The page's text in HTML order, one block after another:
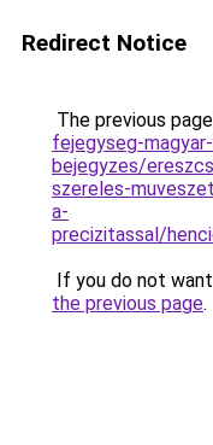
Redirect Notice
The previous
fejegyseg-
bejegyzes/
szereles-
a-
precizitassal/
If you do not
the previous page.